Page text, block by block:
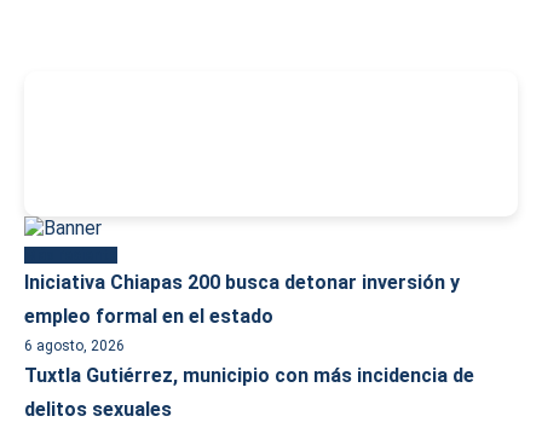
Iniciativa Chiapas 200 busca detonar inversión y
empleo formal en el estado
6 agosto, 2026
Tuxtla Gutiérrez, municipio con más incidencia de
delitos sexuales